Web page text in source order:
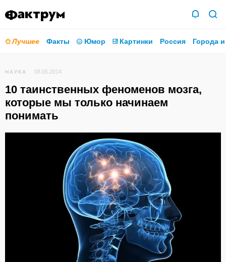
Лучшее Факты Юмор Картинки Россия Города
НАУКА 08.05.2014
10 таинственных феноменов мозга,
которые мы только начинаем
понимать